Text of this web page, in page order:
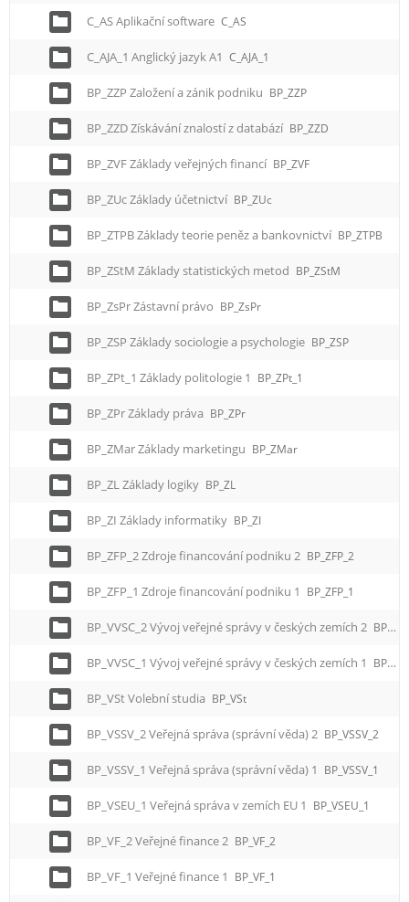
C_AS Aplikační software C_AS
C_AJA_1 Anglický jazyk A1 C_AJA_1
BP_ZZP Založení a zánik podniku BP_ZZP
BP_ZZD Získávání znalostí z databází BP_ZZD
BP_ZVF Základy veřejných financí BP_ZVF
BP_ZUc Základy účetnictví BP_ZUc
BP_ZTPB Základy teorie peněz a bankovnictví BP_ZTPB
BP_ZStM Základy statistických metod BP_ZStM
BP_ZsPr Zástavní právo BP_ZsPr
BP_ZSP Základy sociologie a psychologie BP_ZSP
BP_ZPt_1 Základy politologie 1 BP_ZPt_1
BP_ZPr Základy práva BP_ZPr
BP_ZMar Základy marketingu BP_ZMar
BP_ZL Základy logiky BP_ZL
BP_ZI Základy informatiky BP_ZI
BP_ZFP_2 Zdroje financování podniku 2 BP_ZFP_2
BP_ZFP_1 Zdroje financování podniku 1 BP_ZFP_1
BP_VVSC_2 Vývoj veřejné správy v českých zemích 2 BP_VVSC_2
BP_VVSC_1 Vývoj veřejné správy v českých zemích 1 BP_VVSC_1
BP_VSt Volební studia BP_VSt
BP_VSSV_2 Veřejná správa (správní věda) 2 BP_VSSV_2
BP_VSSV_1 Veřejná správa (správní věda) 1 BP_VSSV_1
BP_VSEU_1 Veřejná správa v zemích EU 1 BP_VSEU_1
BP_VF_2 Veřejné finance 2 BP_VF_2
BP_VF_1 Veřejné finance 1 BP_VF_1